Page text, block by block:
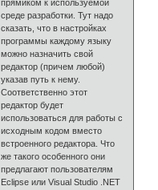
прямиком к используемой
среде разработки. Тут надо
сказать, что в настройках
программы каждому языку
можно назначить свой
редактор (причем любой)
указав путь к нему.
Соответственно этот
редактор будет
использоваться для работы с
исходным кодом вместо
встроенного редактора. Что
же такого особенного они
предлагают пользователям
Eclipse или Visual Studio .NET